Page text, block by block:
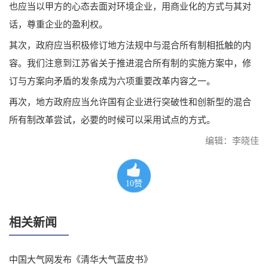
也应当以甲方的心态去面对环境企业，用商业化的方式与其对
话，尊重企业的盈利权。
其次，政府应当积极修订地方法规中与混合所有制相抵触的内
容。我们注意到江苏省关于推进混合所有制的实施方案中，修
订与方案向矛盾的发条成为六项重要改革内容之一。
再次，地方政府应当允许国有企业进行突破性和创新型的混合
所有制改革尝试，必要的时候可以采用试点的方式。
编辑：李晓佳
10赞
相关新闻
中国大气网发布《清华大气蓝皮书》